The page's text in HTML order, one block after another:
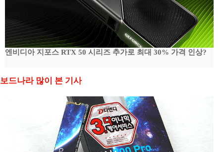
엔비디아 지포스 RTX 50 시리즈 추가로 최대 30% 가격 인상?
보드나라 많이 본 기사